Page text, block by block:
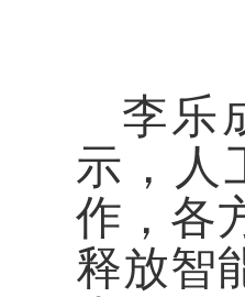
李乐
示，人
作，各
释放智